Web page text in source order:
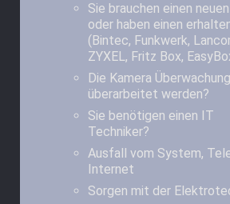
Sie brauchen einen
oder haben einen
(Bintec, Funkwerk,
ZYXEL, Fritz Box,
Die Kamera
überarbeitet werden?
Sie benötigen einen IT
Techniker?
Ausfall vom System,
Internet
Sorgen mit der